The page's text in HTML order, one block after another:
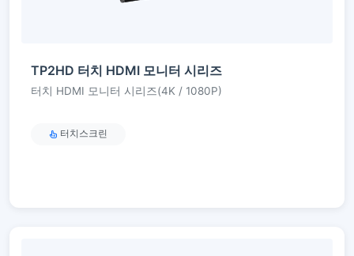
TP2HD 터치 HDMI 모니터 시리즈
터치 HDMI 모니터 시리즈(4K / 1080P)
터치스크린